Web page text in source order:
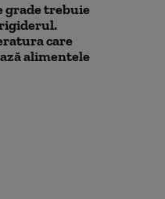
grade trebuie
care
alimentele